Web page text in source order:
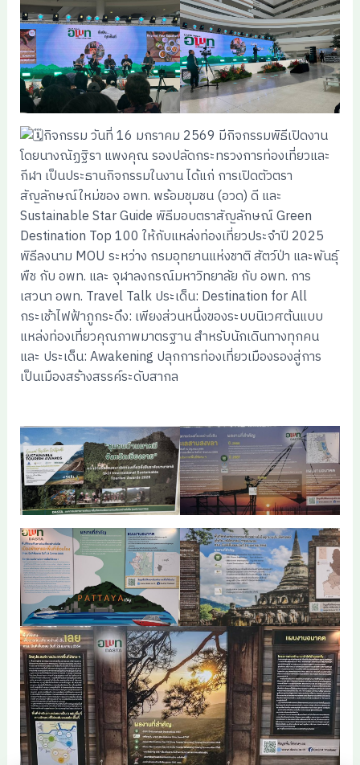
กิจกรรม วันที่ 16 มกราคม 2569 มีกิจกรรมพิธีเปิดงาน
โดยนางณัฏฐิรา แพงคุณ รองปลัดกระทรวงการท่องเที่ยวและ
กีฬา เป็นประธานกิจกรรมในงาน ได้แก่ การเปิดตัวตรา
สัญลักษณ์ใหม่ของ อพท. พร้อมชุมชน (อวด) ดี และ
Sustainable Star Guide พิธีมอบตราสัญลักษณ์ Green
Destination Top 100 ให้กับแหล่งท่องเที่ยวประจำปี 2025
พิธีลงนาม MOU ระหว่าง กรมอุทยานแห่งชาติ สัตว์ป่า และพันธุ์
พืช กับ อพท. และ จุฬาลงกรณ์มหาวิทยาลัย กับ อพท. การ
เสวนา อพท. Travel Talk ประเด็น: Destination for All
กระเช้าไฟฟ้าภูกระดึง: เพียงส่วนหนึ่งของระบบนิเวศต้นแบบ
แหล่งท่องเที่ยวคุณภาพมาตรฐาน สำหรับนักเดินทางทุกคน
และ ประเด็น: Awakening ปลุกการท่องเที่ยวเมืองรองสู่การ
เป็นเมืองสร้างสรรค์ระดับสากล